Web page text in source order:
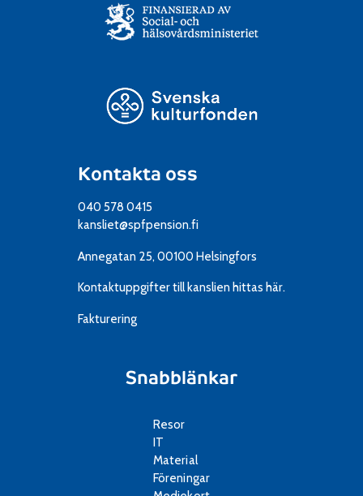
Kontakta oss
040 578 0415
kansliet@spfpension.fi
Annegatan 25, 00100 Helsingfors
Kontaktuppgifter till kanslien hittas här.
Fakturering
Snabblänkar
Resor
IT
Material
Föreningar